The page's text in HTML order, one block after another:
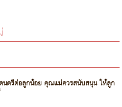
นตรีต่อลูกน้อย คุณแม่ควรสนับสนุน ให้ลูก